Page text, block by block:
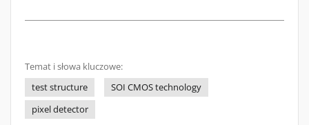
Temat i słowa kluczowe:
test structure
SOI CMOS technology
pixel detector